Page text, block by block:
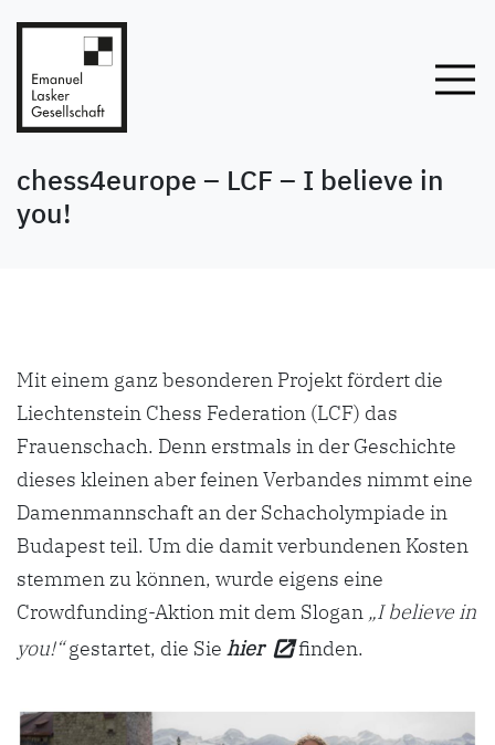
chess4europe – LCF – I believe in
you!
Mit einem ganz besonderen Projekt fördert die
Liechtenstein Chess Federation (LCF) das
Frauenschach. Denn erstmals in der Geschichte
dieses kleinen aber feinen Verbandes nimmt eine
Damenmannschaft an der Schacholympiade in
Budapest teil. Um die damit verbundenen Kosten
stemmen zu können, wurde eigens eine
Crowdfunding-Aktion mit dem Slogan „I believe in
you!“gestartet, die Sie hier finden.